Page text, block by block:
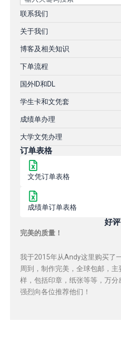
联系我们
关于我们
博客及相关知识
下单流程
国外ID和DL
学生卡和文凭套
成绩单办理
大学文凭办理
订单表格
文凭订单表格
成绩单订单表格
好评
完美的质量！
我于2015年从Andy这里购买了
周到，制作完美，全球包邮，
样，包括印章，纸张等等，万
强烈向各位推荐他们！